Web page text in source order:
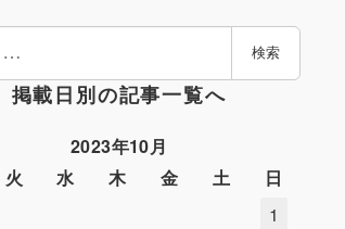
検索
掲載日別の記事一覧へ
2023年10月
火 水 木 金 土
日
1